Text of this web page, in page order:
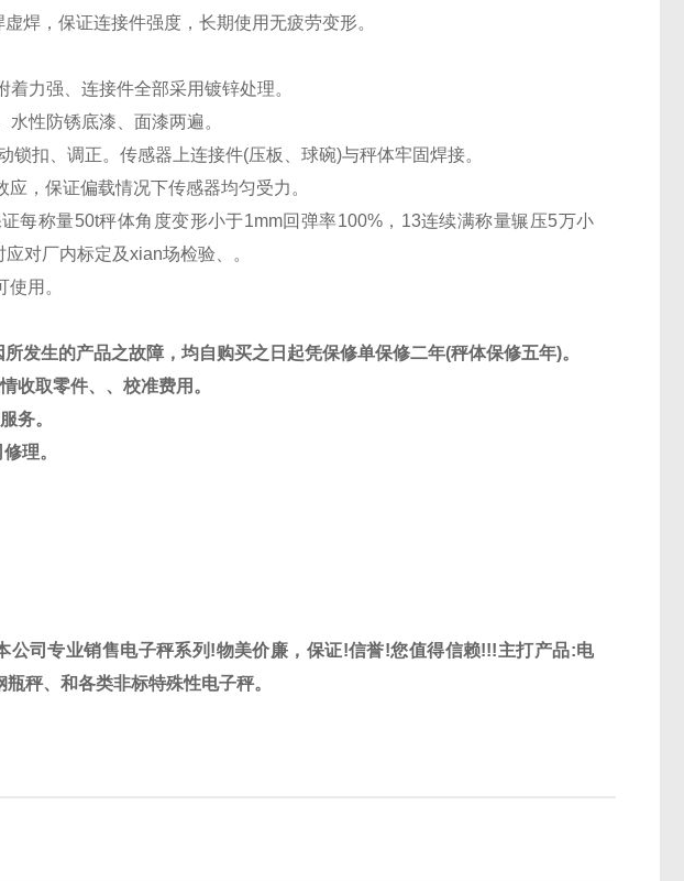
焊，保证连接件强度，长期使用无疲劳变形。
力强、连接件全部采用镀锌处理。
性防锈底漆、面漆两遍。
锁扣、调正。传感器上连接件(压板、球碗)与秤体牢固焊接。
，保证偏载情况下传感器均匀受力。
每称量50t秤体角度变形小于1mm回弹率100%， 13连续满称量辗压5万小
应对厂内标定及xian场检验、。
用。
发生的产品之故障，均自购买之日起凭保修单保修二年(秤体保修五年)。
收取零件、、校准费用。
务。
理。
公司专业销售电子秤系列 !物美价廉，保证!信誉!您值得信赖!!!主打产品:电
秤、和各类非标特殊性电子秤。